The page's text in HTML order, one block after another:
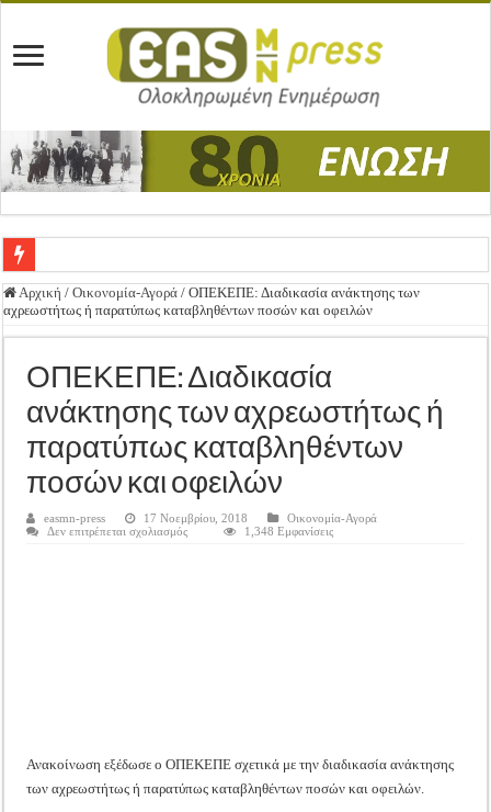
Ένωση Μεσολογγίου: Συγχαρητήρια Επιστολή προς Δήμο Μεσολογγίου
ΕΝΩΣΗ ΜΕΣΟΛΟΓΓΙΟΥ: ΕΚΛΟΓΙΚΗ ΓΕΝΙΚΗ ΣΥΝΕΛΕΥΣΗ
Δημοσιεύτηκε η Προδημοσίευση της Πρόσκλησης Σχεδίων Βελτίωσης
Ανακοίνωση: Επιστροφή ΦΠΑ
Καλά Χριστούγεννα! Καλή Χρονιά!
Tακτική Γενική Συνέλευση του Αγροτικού Συνεταιρισμού Μεσολογγίου-
Η περίοδος συγκομιδής της Ελιάς ξεκίνησε…με Μεγάλες Προσφορές!!
Αρχική / Οικονομία-Αγορά / ΟΠΕΚΕΠΕ: Διαδικασία ανάκτησης των
αχρεωστήτως ή παρατύπως καταβληθέντων ποσών και οφειλών
ΟΠΕΚΕΠΕ: Διαδικασία
ανάκτησης των αχρεωστήτως ή
παρατύπως καταβληθέντων
ποσών και οφειλών
easmn-press 17 Νοεμβρίου, 2018
Οικονομία-Αγορά
Δεν επιτρέπεται σχολιασμόςστο
1,348 Εμφανίσεις
Ανακοίνωση εξέδωσε ο ΟΠΕΚΕΠΕ σχετικά με την διαδικασία ανάκτησης
των αχρεωστήτως ή παρατύπως καταβληθέντων ποσών και οφειλών.